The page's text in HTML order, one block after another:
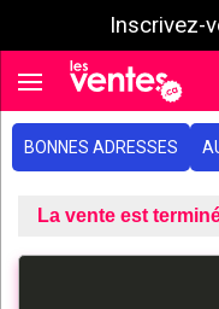
Inscrivez-
Toggle navigation
BONNES ADRESSES
La vente est